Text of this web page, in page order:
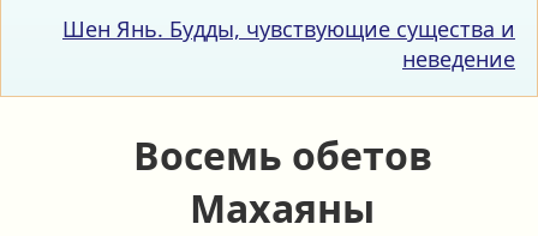
Шен Янь. Будды, чувствующие существа и
неведение
Восемь обетов
Махаяны